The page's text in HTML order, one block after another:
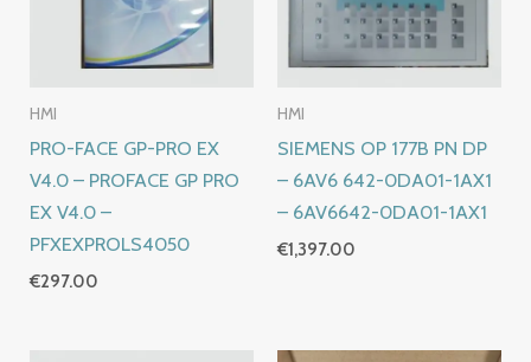
HMI
PRO-FACE GP-PRO EX
V4.0 – PROFACE GP PRO
EX V4.0 –
PFXEXPROLS4050
€297.00
HMI
SIEMENS OP 177B PN DP
– 6AV6 642-0DA01-1AX1
– 6AV6642-0DA01-1AX1
€1,397.00